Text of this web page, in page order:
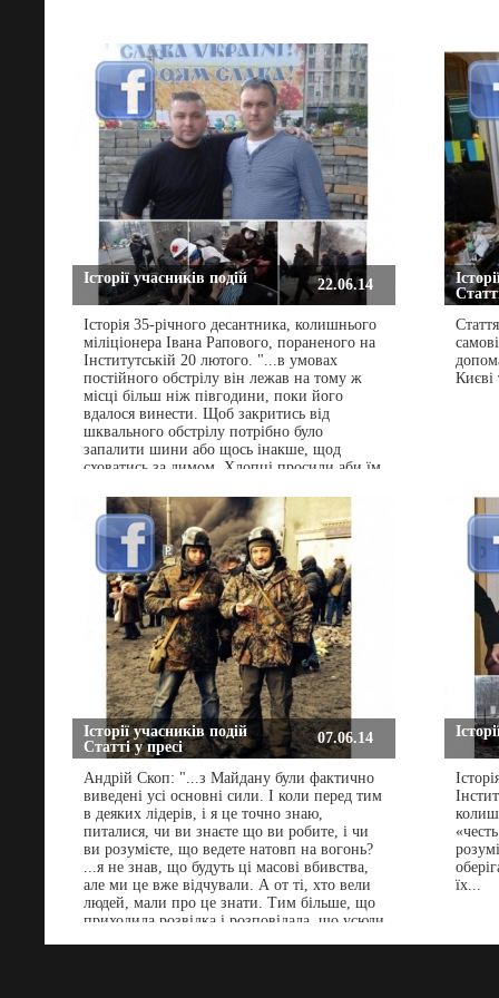
Історії учасників подій 22.06.14
Історія 35-річного десантника, колишнього
міліціонера Івана Рапового, пораненого на
Інститутській 20 лютого. "...в умовах
постійного обстрілу він лежав на тому ж
місці більш ніж півгодини, поки його
вдалося винести. Щоб закритись від
шквального обстрілу потрібно було
запалити шини або щось інакше, щод
сховатись за димом. Хлопці просили аби їм
подія, про яку чоловік згадує так: до нас
прийшов високий чоловік у чорній
шкірянці з дуже світлим обличчям, йшов
прямо не пригинаючись, ніс шину і сумку з
коктейлями. Міг кинути і підпалити сам,
проте просто поставив поруч і пішов назад,
подивився на хлопців уважно, але не
підійшов і не спробував надати комусь
допомогу. Зник так само неочікувано і
непомітно, як і з’явився... Ви знаєте, я іноді
думаю, що це був ангел..." (с)
Києві
Історії учасників подій
Статті у пресі
07.06.14
Андрій Скоп: "...з Майдану були фактично
виведені усі основні сили. І коли перед тим
в деяких лідерів, і я це точно знаю,
питалися, чи ви знаєте що ви робите, і чи
ви розумієте, що ведете натовп на вогонь?
...я не знав, що будуть ці масові вбивства,
але ми це вже відчували. А от ті, хто вели
людей, мали про це знати. Тим більше, що
приходила розвідка і розповідала, що усюди
їх...